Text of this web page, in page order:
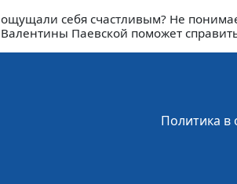
ощущали себя счастливым? Не
Валентины Паевской поможет
Политика